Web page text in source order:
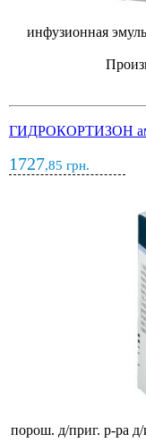
инфузионная
ГИДРОКОРТИЗОН
1727,85 грн.
порош. д/приг. р-ра